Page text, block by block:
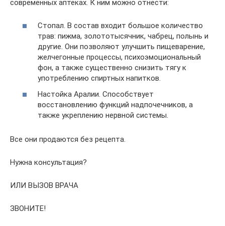
современных аптеках. К ним можно отнести:
Стопал. В состав входит большое количество
трав: пижма, золототысячник, чабрец, полынь и
другие. Они позволяют улучшить пищеварение,
желчегонные процессы, психоэмоциональный
фон, а также существенно снизить тягу к
употреблению спиртных напитков.
Настойка Аралии. Способствует
восстановлению функций надпочечников, а
также укреплению нервной системы.
Все они продаются без рецепта.
Нужна консультация?
ИЛИ ВЫЗОВ ВРАЧА
ЗВОНИТЕ!